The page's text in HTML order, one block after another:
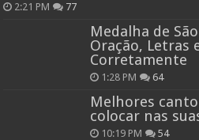
2:21 PM 77
Medalha de
Oração, Letras
Corretamente
1:28 PM 64
Melhores
colocar nas
10:19 PM 54